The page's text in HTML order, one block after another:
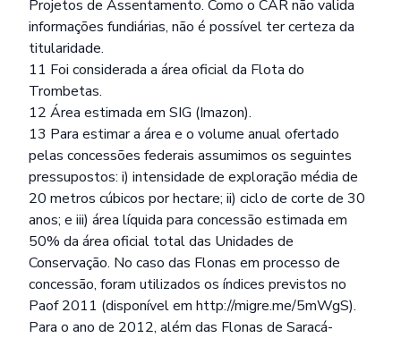
Projetos de Assentamento. Como o CAR não valida
informações fundiárias, não é possível ter certeza da
titularidade.
11 Foi considerada a área oficial da Flota do
Trombetas.
12 Área estimada em SIG (Imazon).
13 Para estimar a área e o volume anual ofertado
pelas concessões federais assumimos os seguintes
pressupostos: i) intensidade de exploração média de
20 metros cúbicos por hectare; ii) ciclo de corte de 30
anos; e iii) área líquida para concessão estimada em
50% da área oficial total das Unidades de
Conservação. No caso das Flonas em processo de
concessão, foram utilizados os índices previstos no
Paof 2011 (disponível em http://migre.me/5mWgS).
Para o ano de 2012, além das Flonas de Saracá-